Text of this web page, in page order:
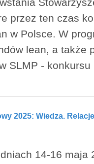
przez ten czas
w Polsce. W
lean, a także
SLMP -
2025: Wiedza.
14-16 maja